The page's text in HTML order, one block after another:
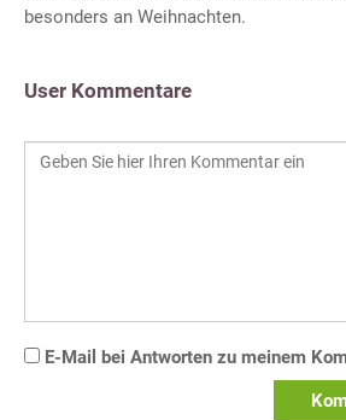
besonders an Weihnachten.
User Kommentare
E-Mail bei Antworten zu meinem